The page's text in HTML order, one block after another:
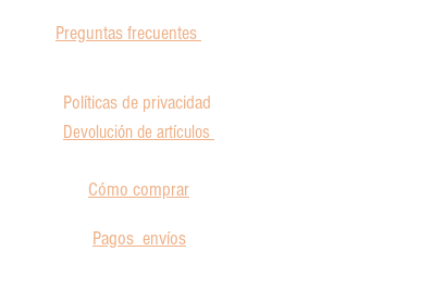
Preguntas frecuentes
Políticas de privacidad
Devolución de artículos
Cómo comprar
Pagos envíos